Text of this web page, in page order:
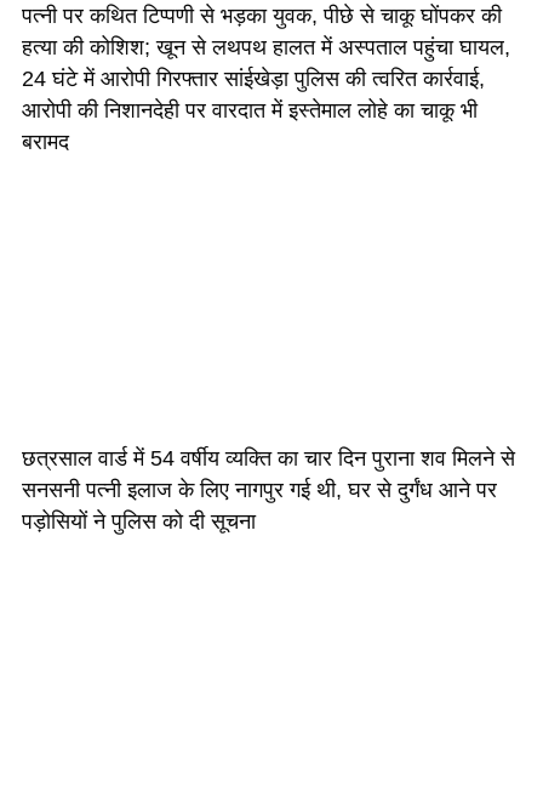
पत्नी पर कथित टिप्पणी से भड़का युवक, पीछे से चाकू घोंपकर की
हत्या की कोशिश; खून से लथपथ हालत में अस्पताल पहुंचा घायल,
24 घंटे में आरोपी गिरफ्तार सांईखेड़ा पुलिस की त्वरित कार्रवाई,
आरोपी की निशानदेही पर वारदात में इस्तेमाल लोहे का चाकू भी
बरामद
छत्रसाल वार्ड में 54 वर्षीय व्यक्ति का चार दिन पुराना शव मिलने से
सनसनी पत्नी इलाज के लिए नागपुर गई थी, घर से दुर्गंध आने पर
पड़ोसियों ने पुलिस को दी सूचना